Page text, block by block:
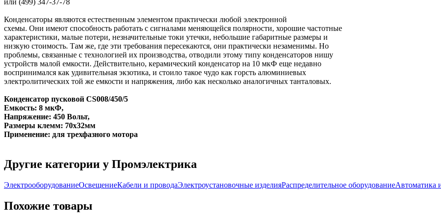
или (499) 347-37-78
Конденсаторы являются естественным элементом практически любой электронной
схемы. Они имеют способность работать с сигналами меняющейся полярности, хорошие частотные
характеристики, малые потери, незначительные токи утечки, небольшие габаритные размеры и
низкую стоимость. Там же, где эти требования пересекаются, они практически незаменимы. Но
проблемы, связанные с технологией их производства, отводили этому типу конденсаторов нишу
устройств малой емкости. Действительно, керамический конденсатор на 10 мкФ еще недавно
воспринимался как удивительная экзотика, и стоило такое чудо как горсть алюминиевых
электролитических той же емкости и напряжения, либо как несколько аналогичных танталовых.
Конденсатор пусковой CS008/450/5
Емкость: 8 мкФ,
Напряжение: 450 Вольт,
Размеры клемм: 70х32мм
Применение: для трехфазного мотора
Другие категории у Промэлектрика
ЭлектрооборудованиеОсвещениеКабели и проводаЭлектроустановочные изделияРаспределительное оборудование
Похожие товары